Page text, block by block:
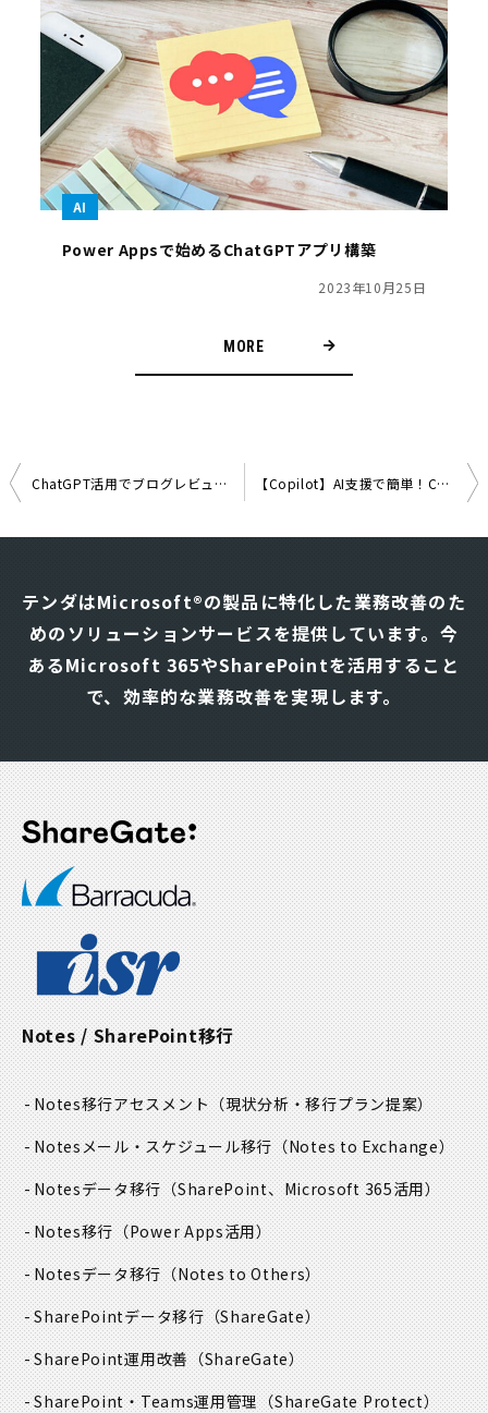
AI
Power Appsで始めるChatGPTアプリ構築
2023年10月25日
MORE
投
ナ
ビ
ゲ
ー
ChatGPT活用でブログレビュー作業を効率化してみた 【Copilot】AI支援で簡単！Copilotを使ったクラウドフロー構築
テンダはMicrosoft®の製品に特化した業務改善のた
めのソリューションサービスを提供しています。 今
あるMicrosoft 365やSharePointを活用すること
で、効率的な業務改善を実現します。
Notes / SharePoint移行
Notes移行アセスメント（現状分析・移行プラン提案）
Notesメール・スケジュール移行（Notes to Exchange）
Notesデータ移行（SharePoint、Microsoft 365活用）
Notes移行（Power Apps活用）
Notesデータ移行（Notes to Others）
SharePointデータ移行（ShareGate）
SharePoint運用改善（ShareGate）
SharePoint・Teams運用管理（ShareGate Protect）